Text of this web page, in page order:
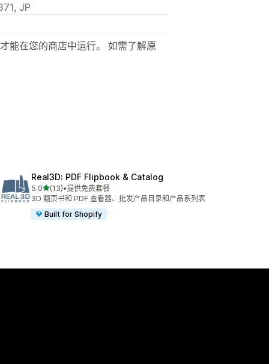
JP
能在您的商店中运行。 如需了解原
Real3D: PDF Flipbook & Catalog
5.0星（满分 5 星）
(13)
总共 13 条评论
•提供免费套餐
3D 翻页书和 PDF 查看器、批发产品目录和产品系列表
Built for Shopify